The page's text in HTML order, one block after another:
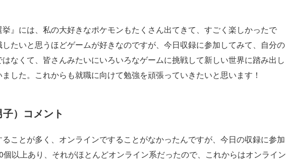
』には、私の大好きなポケモンもたくさん出てきて、すごく楽しかったで
たいと思うほどゲームが好きなのですが、今日収録に参加してみて、自分の
なくて、皆さんみたいにいろいろなゲームに挑戦して新しい世界に踏み出し
した。これからも就職に向けて勉強を頑張っていきたいと思います！
）コメント
ことが多く、オンラインですることがなかったんですが、今日の収録に参加
個以上あり、それがほとんどオンライン系だったので、これからはオンライン